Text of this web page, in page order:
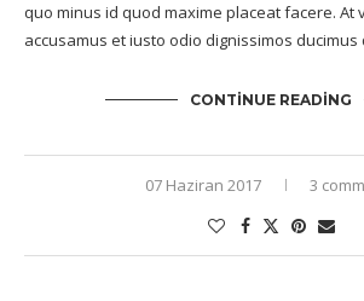
quo minus id quod maxime placeat facere. At
accusamus et iusto odio dignissimos ducimus
CONTINUE READING
07 Haziran 2017 3